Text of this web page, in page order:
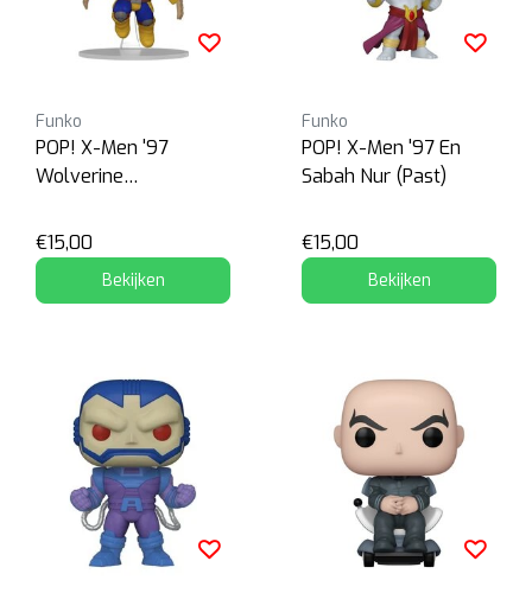
Funko
POP! X-Men '97
Wolverine
€15,00
Bekijken
Funko
POP! X-Men '97 En
Sabah Nur (Past)
€15,00
Bekijken